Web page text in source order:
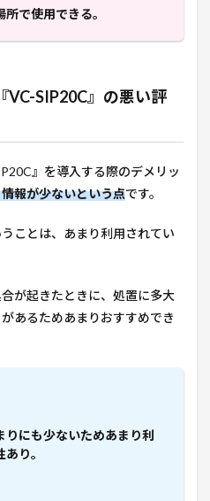
で使用できる。
VC-SIP20C』の悪い評
』を導入する際のデメリッ
報が少ないという点です。
ことは、あまり利用されてい
が起きたときに、処置に多大
あるためあまりおすすめでき
りにも少ないためあまり利
り。